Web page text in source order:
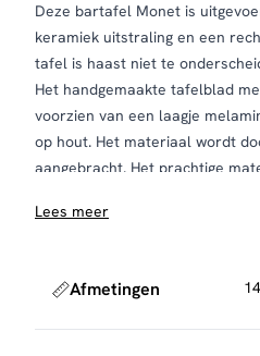
Deze bartafel Monet is
keramiek uitstraling en een
tafel is haast niet te
Het handgemaakte tafelblad
voorzien van een laagje
op hout. Het materiaal wordt
aangebracht. Het prachtige
tijdloze tafel.
Lees meer
Afmetingen